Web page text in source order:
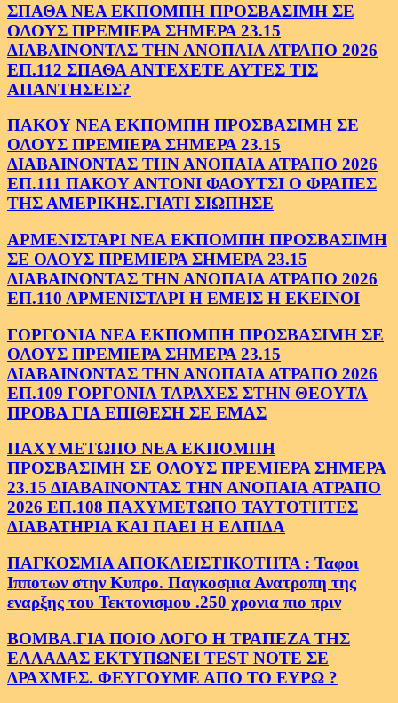
ΣΠΑΘΑ ΝΕΑ ΕΚΠΟΜΠΗ ΠΡΟΣΒΑΣΙΜΗ ΣΕ
ΟΛΟΥΣ ΠΡΕΜΙΕΡΑ ΣΗΜΕΡΑ 23.15
ΔΙΑΒΑΙΝΟΝΤΑΣ ΤΗΝ ΑΝΟΠΑΙΑ ΑΤΡΑΠΟ 2026
ΕΠ.112 ΣΠΑΘΑ ΑΝΤΕΧΕΤΕ ΑΥΤΕΣ ΤΙΣ
ΑΠΑΝΤΗΣΕΙΣ?
ΠΑΚΟΥ ΝΕΑ ΕΚΠΟΜΠΗ ΠΡΟΣΒΑΣΙΜΗ ΣΕ
ΟΛΟΥΣ ΠΡΕΜΙΕΡΑ ΣΗΜΕΡΑ 23.15
ΔΙΑΒΑΙΝΟΝΤΑΣ ΤΗΝ ΑΝΟΠΑΙΑ ΑΤΡΑΠΟ 2026
ΕΠ.111 ΠΑΚΟΥ ΑΝΤΟΝΙ ΦΑΟΥΤΣΙ Ο ΦΡΑΠΕΣ
ΤΗΣ ΑΜΕΡΙΚΗΣ.ΓΙΑΤΙ ΣΙΩΠΗΣΕ
ΑΡΜΕΝΙΣΤΑΡΙ ΝΕΑ ΕΚΠΟΜΠΗ ΠΡΟΣΒΑΣΙΜΗ
ΣΕ ΟΛΟΥΣ ΠΡΕΜΙΕΡΑ ΣΗΜΕΡΑ 23.15
ΔΙΑΒΑΙΝΟΝΤΑΣ ΤΗΝ ΑΝΟΠΑΙΑ ΑΤΡΑΠΟ 2026
ΕΠ.110 ΑΡΜΕΝΙΣΤΑΡΙ Η ΕΜΕΙΣ Η ΕΚΕΙΝΟΙ
ΓΟΡΓΟΝΙΑ ΝΕΑ ΕΚΠΟΜΠΗ ΠΡΟΣΒΑΣΙΜΗ ΣΕ
ΟΛΟΥΣ ΠΡΕΜΙΕΡΑ ΣΗΜΕΡΑ 23.15
ΔΙΑΒΑΙΝΟΝΤΑΣ ΤΗΝ ΑΝΟΠΑΙΑ ΑΤΡΑΠΟ 2026
ΕΠ.109 ΓΟΡΓΟΝΙΑ ΤΑΡΑΧΕΣ ΣΤΗΝ ΘΕΟΥΤΑ
ΠΡΟΒΑ ΓΙΑ ΕΠΙΘΕΣΗ ΣΕ ΕΜΑΣ
ΠΑΧΥΜΕΤΩΠΟ ΝΕΑ ΕΚΠΟΜΠΗ
ΠΡΟΣΒΑΣΙΜΗ ΣΕ ΟΛΟΥΣ ΠΡΕΜΙΕΡΑ ΣΗΜΕΡΑ
23.15 ΔΙΑΒΑΙΝΟΝΤΑΣ ΤΗΝ ΑΝΟΠΑΙΑ ΑΤΡΑΠΟ
2026 ΕΠ.108 ΠΑΧΥΜΕΤΩΠΟ ΤΑΥΤΟΤΗΤΕΣ
ΔΙΑΒΑΤΗΡΙΑ ΚΑΙ ΠΑΕΙ Η ΕΛΠΙΔΑ
ΠΑΓΚΟΣΜΙΑ ΑΠΟΚΛΕΙΣΤΙΚΟΤΗΤΑ : Ταφοι
Ιπποτων στην Κυπρο. Παγκοσμια Ανατροπη της
εναρξης του Τεκτονισμου .250 χρονια πιο πριν
ΒΟΜΒΑ.ΓΙΑ ΠΟΙΟ ΛΟΓΟ Η ΤΡΑΠΕΖΑ ΤΗΣ
ΕΛΛΑΔΑΣ ΕΚΤΥΠΩΝΕΙ TEST NOTE ΣΕ
ΔΡΑΧΜΕΣ. ΦΕΥΓΟΥΜΕ ΑΠΟ ΤΟ ΕΥΡΩ ?